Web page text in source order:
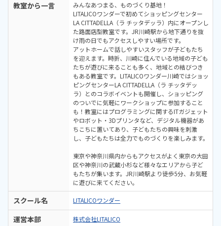
教室から一言
みんなあつまる、ものづくり基地！
LITALICOワンダーで初めてショッピングセンター
LA CITTADELLA（ラ チッタデッラ）内にオープンし
た路面店型教室です。JR川崎駅から地下通りを抜
け雨の日でもアクセスしやすい場所です。
アットホームで話しやすいスタッフが子どもたち
を迎えます。時折、川崎に住んでいる地域の子ども
たちが遊びに来ることも多く、地域との結びつき
もある教室です。LITALICOワンダー川崎ではショッ
ピングセンターLA CITTADELLA（ラ チッタデッ
ラ）とのコラボイベントも開催し、ショッピング
のついでに気軽にワークショップに参加すること
も！教室にはプログラミングに関するITガジェット
やロボット・3Dプリンタなど、デジタル機器があ
ちこちに置いてあり、子どもたちの興味を刺激
し、子どもたちは全力でものづくりを楽しみます。
東京や神奈川県内からもアクセスがよく東京の大田
区や神奈川の武蔵小杉など様々なエリアから子ど
もたちが集います。JR川崎駅より徒歩5分、お気軽
に遊びに来てください。
スクール名 LITALICOワンダー
運営本部 株式会社LITALICO